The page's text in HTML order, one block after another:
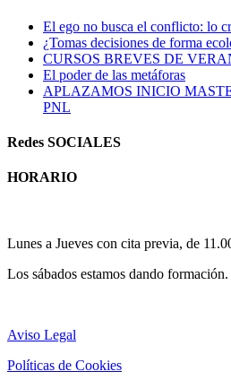
El ego no busca el conflicto: lo
¿Tomas decisiones de forma
CURSOS BREVES DE
El poder de las metáforas
APLAZAMOS INICIO
PNL
Redes SOCIALES
HORARIO
Lunes a Jueves con cita previa, de
Los sábados estamos dando formación.
Aviso Legal
Políticas de Cookies